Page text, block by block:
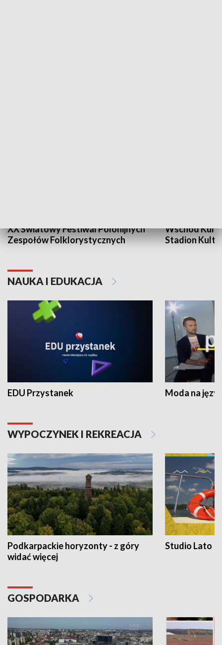
XX Światowy Festiwal Polonijnych
Zespołów Folklorystycznych
Wschód
Stadion
NAUKA I EDUKACJA
EDU Przystanek Moda na
WYPOCZYNEK I REKREACJA
Podkarpackie horyzonty - z góry
widać więcej
Studio Lato
GOSPODARKA